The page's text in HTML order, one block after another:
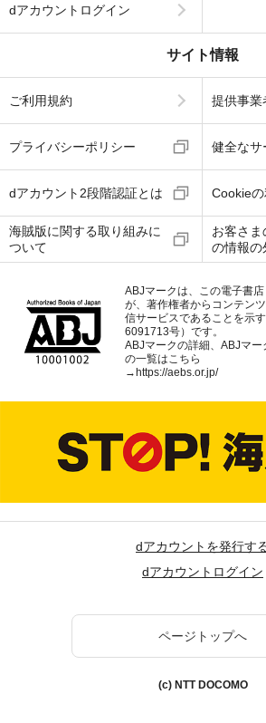
dアカウントログイン
サイト情報
ご利用規約 提供事業
プライバシーポリシー 健全なサ
dアカウント2段階認証とは Cookie
海賊版に関する取り組みに
ついて
お客さま
の情報の
ABJマークは、この電子書
が、著作権者からコンテン
信サービスであることを示
6091713号）です。
ABJマークの詳細、ABJマ
の一覧はこちら
→ https://aebs.or.jp/
dアカウントを発行す
dアカウントログイン
ページトップへ
(c) NTT DOCOMO